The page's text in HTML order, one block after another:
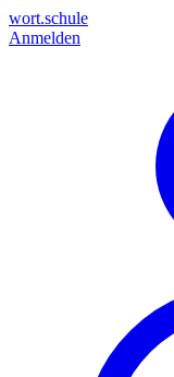
wort.schule
Anmelden